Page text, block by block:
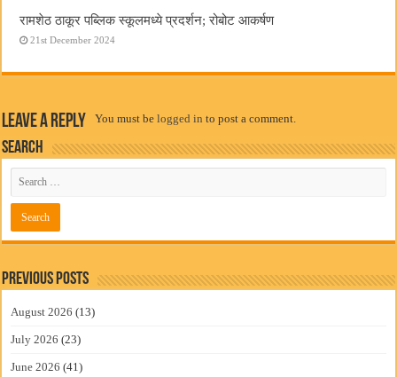
रामशेठ ठाकूर पब्लिक स्कूलमध्ये प्रदर्शन; रोबोट आकर्षण
21st December 2024
Leave a Reply You must belogged in to post a comment.
Search
Previous Posts
August 2026 (13)
July 2026 (23)
June 2026 (41)